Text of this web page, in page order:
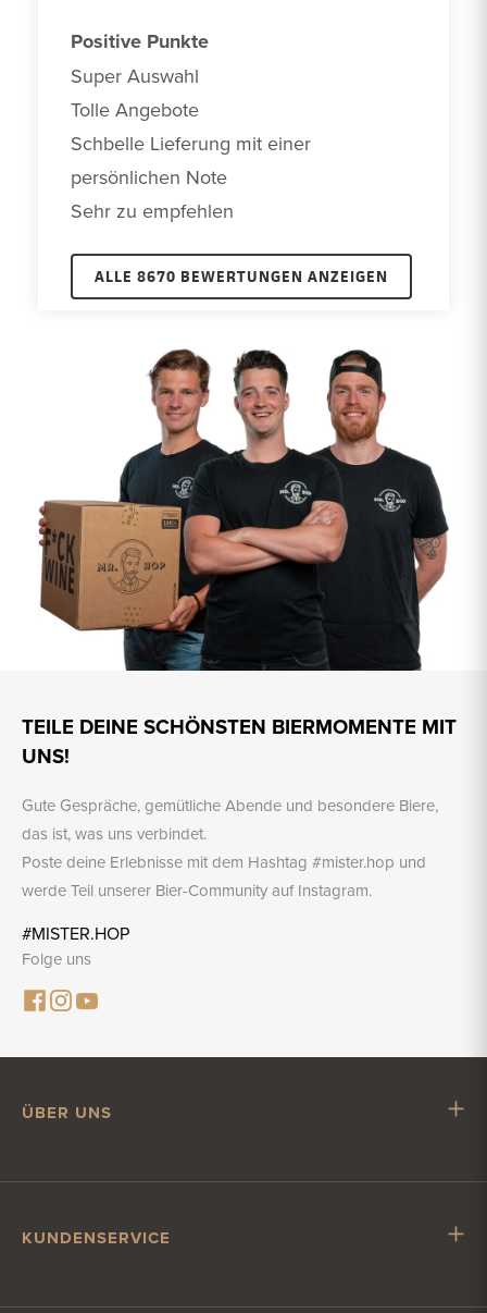
Positive Punkte
Super Auswahl
Tolle Angebote
Schbelle Lieferung mit einer
persönlichen Note
Sehr zu empfehlen
ALLE 8670 BEWERTUNGEN ANZEIGEN
TEILE DEINE SCHÖNSTEN BIERMOMENTE MIT
UNS!
Gute Gespräche, gemütliche Abende und besondere Biere,
das ist, was uns verbindet.
Poste deine Erlebnisse mit dem Hashtag #mister.hop und
werde Teil unserer Bier-Community auf Instagram.
#MISTER.HOP
Folge uns
ÜBER UNS
Stellenangebote
KUNDENSERVICE